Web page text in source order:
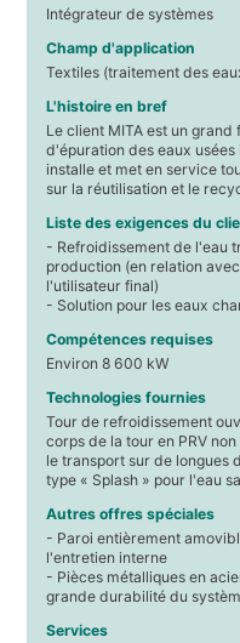
Intégrateur de systèmes
Champ d'application
Textiles (traitement des
L'histoire en bref
Le client MITA est un
d'épuration des eaux
installe et met en service
sur la réutilisation et le
Liste des exigences du
- Refroidissement de l'eau
production (en relation
l'utilisateur final)
- Solution pour les eaux
Compétences requises
Environ 8 600 kW
Technologies fournies
Tour de refroidissement
corps de la tour en PRV
le transport sur de longues
type « Splash » pour l'eau
Autres offres spéciales
- Paroi entièrement
l'entretien interne
- Pièces métalliques en
grande durabilité du
Services